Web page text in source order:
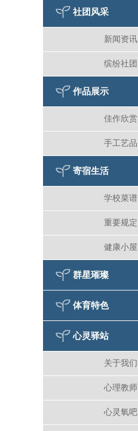
社团风采
新闻资讯
缤纷社团
作品展示
佳作欣赏
手工艺品
寄宿生活
学校菜谱
重要规定
健康小屋
群星璀璨
体育特色
心灵驿站
关于我们
心理教师
心灵氧吧